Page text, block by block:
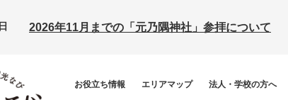
2026年11月までの「元乃隅神社」参拝について
お役立ち情報 エリアマップ 法人・学校の方へ